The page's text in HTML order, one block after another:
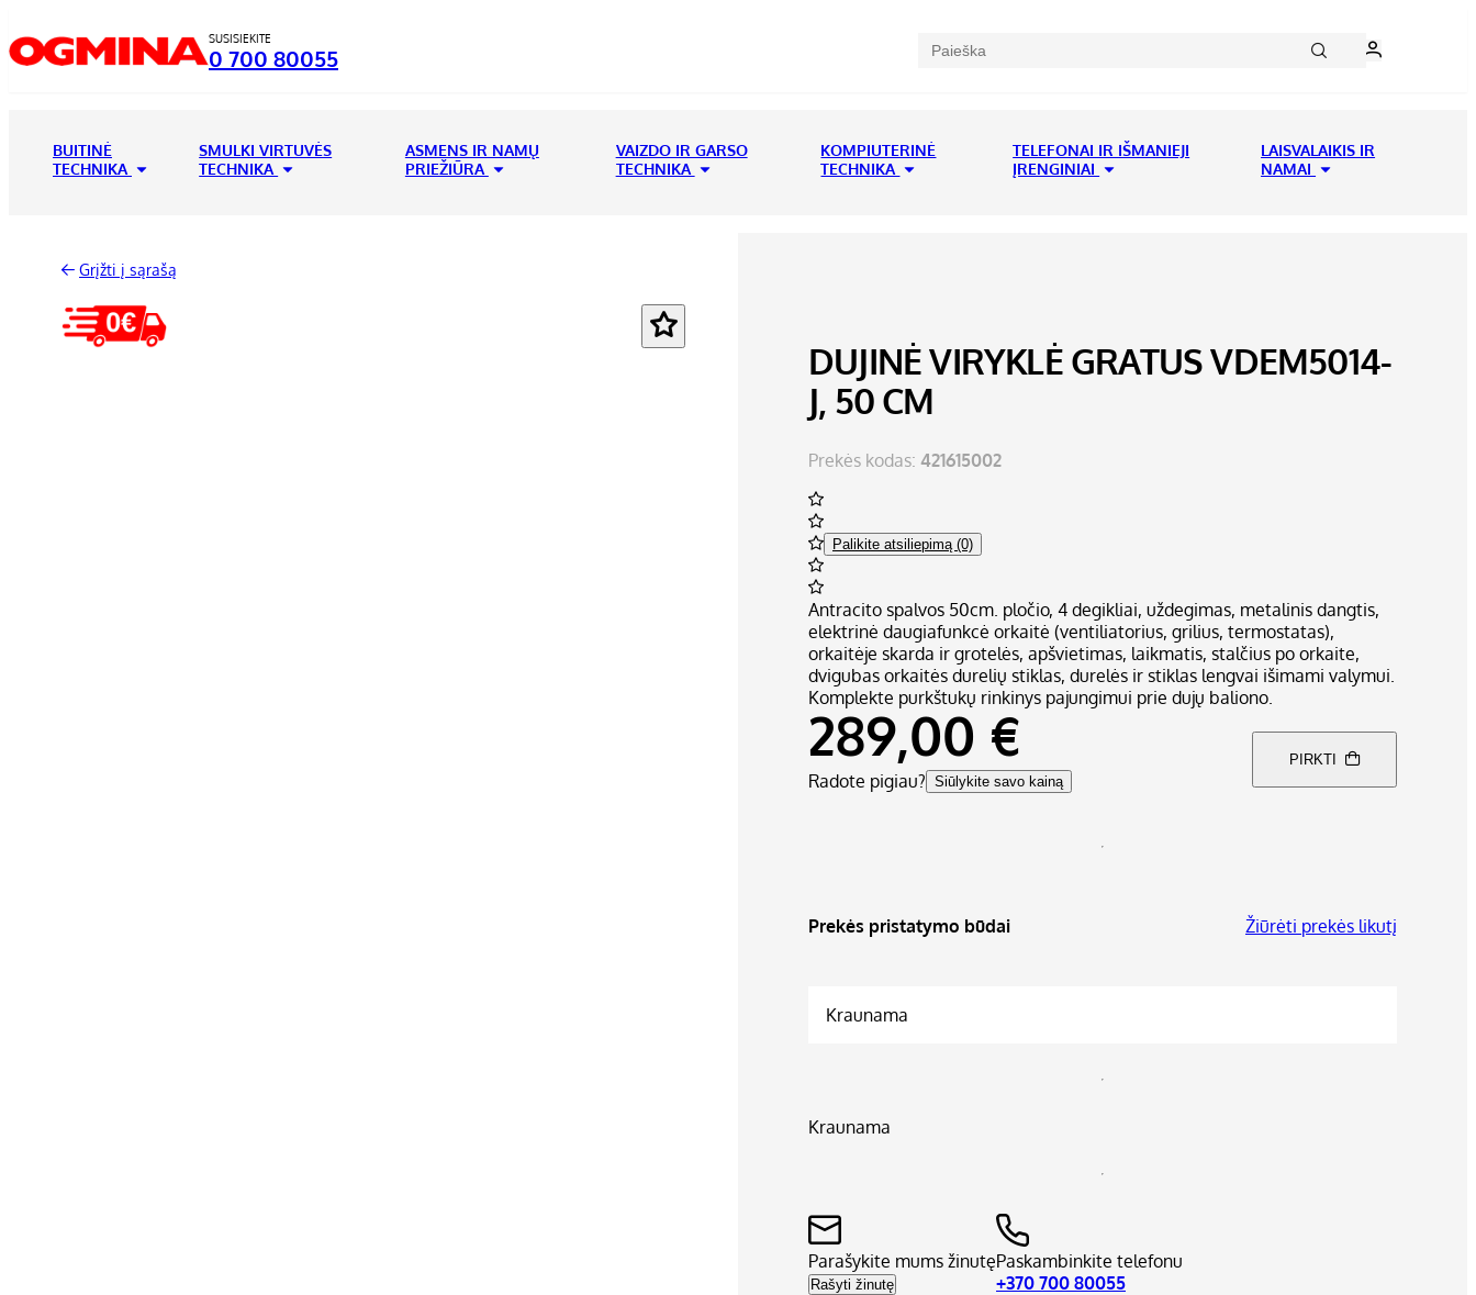
SUSISIEKITE
0 700 80055
BUITINĖ
TECHNIKA
SMULKI VIRTUVĖS
TECHNIKA
ASMENS IR NAMŲ
PRIEŽIŪRA
VAIZDO IR GARSO
TECHNIKA
KOMPIUTERINĖ
TECHNIKA
TELEFONAI IR IŠMANIEJI
ĮRENGINIAI
LAISVALAIKIS IR
NAMAI
Grįžti į sąrašą
DUJINĖ VIRYKLĖ GRATUS VDEM5014-
J, 50 CM
Prekės kodas: 421615002
Palikite atsiliepimą (0)
Antracito spalvos 50cm. pločio, 4 degikliai, uždegimas, metalinis dangtis,
elektrinė daugiafunkcė orkaitė (ventiliatorius, grilius, termostatas),
orkaitėje skarda ir grotelės, apšvietimas, laikmatis, stalčius po orkaite,
dvigubas orkaitės durelių stiklas, durelės ir stiklas lengvai išimami valymui.
Komplekte purkštukų rinkinys pajungimui prie dujų baliono.
289,00 €
Radote pigiau? Siūlykite savo kainą
PIRKTI
Prekės pristatymo būdai Žiūrėti prekės likutį
Kraunama
Kraunama
Parašykite mums žinutę
Rašyti žinutę
Paskambinkite telefonu
+370 700 80055